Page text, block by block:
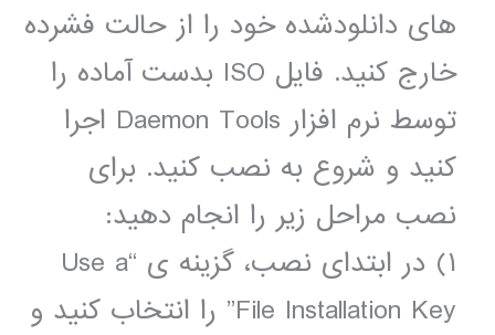
های دانلودشده خود را از حالت فشرده
خارج کنید. فایل ISO بدست آماده را
توسط نرم افزار Daemon Tools اجرا
کنید و شروع به نصب کنید. برای
نصب مراحل زیر را انجام دهید:
۱) در ابتدای نصب، گزینه ی “Use a
File Installation Key” را انتخاب کنید و